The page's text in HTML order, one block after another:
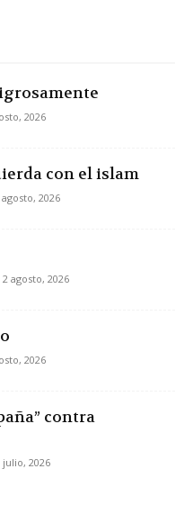
2026
con el islam
agosto, 2026
2 agosto, 2026
2026
contra
julio, 2026